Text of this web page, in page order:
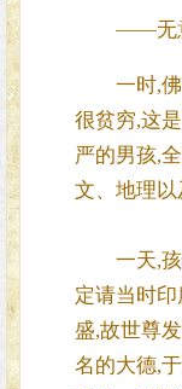
——无意
一时,佛在
很贫穷,这
严的男孩,
文、地理
一天,孩子
定请当时
盛,故世尊
名的大德,